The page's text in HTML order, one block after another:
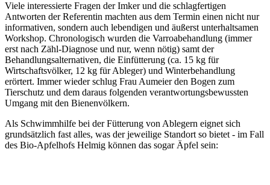
Viele interessierte Fragen der Imker und die schlagfertigen
Antworten der Referentin machten aus dem Termin einen nicht nur
informativen, sondern auch lebendigen und äußerst unterhaltsamen
Workshop. Chronologisch wurden die Varroabehandlung (immer
erst nach Zähl-Diagnose und nur, wenn nötig) samt der
Behandlungsalternativen, die Einfütterung (ca. 15 kg für
Wirtschaftsvölker, 12 kg für Ableger) und Winterbehandlung
erörtert. Immer wieder schlug Frau Aumeier den Bogen zum
Tierschutz und dem daraus folgenden verantwortungsbewussten
Umgang mit den Bienenvölkern.
Als Schwimmhilfe bei der Fütterung von Ablegern eignet sich
grundsätzlich fast alles, was der jeweilige Standort so bietet - im Fall
des Bio-Apfelhofs Helmig können das sogar Äpfel sein: